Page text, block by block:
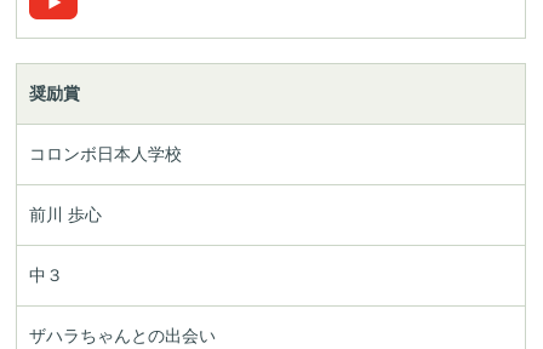
奨励賞
コロンボ日本人学校
前川 歩心
中３
ザハラちゃんとの出会い